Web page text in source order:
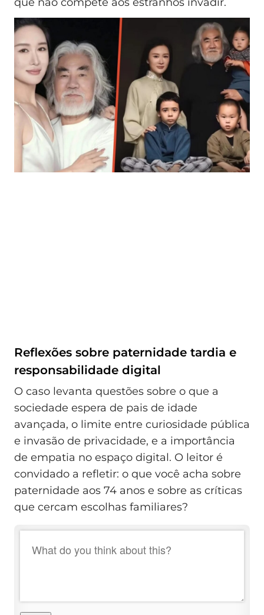
Reflexões sobre paternidade tardia e
responsabilidade digital
O caso levanta questões sobre o que a
sociedade espera de pais de idade
avançada, o limite entre curiosidade pública
e invasão de privacidade, e a importância
de empatia no espaço digital. O leitor é
convidado a refletir: o que você acha sobre
paternidade aos 74 anos e sobre as críticas
que cercam escolhas familiares?